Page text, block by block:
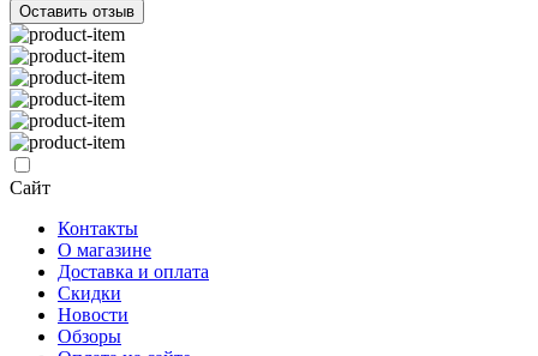
Оставить отзыв
Сайт
Контакты
О магазине
Доставка и оплата
Скидки
Новости
Обзоры